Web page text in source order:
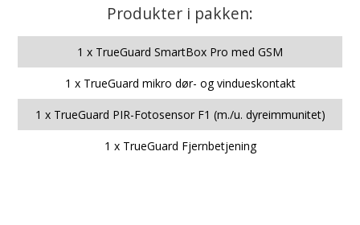
Produkter i pakken:
1 x TrueGuard SmartBox Pro med GSM
1 x TrueGuard mikro dør- og vindueskontakt
1 x TrueGuard PIR-Fotosensor F1 (m./u. dyreimmunitet)
1 x TrueGuard Fjernbetjening